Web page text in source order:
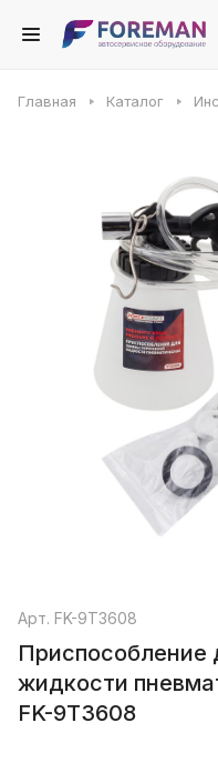
Главная Каталог
Арт. FK-9T3608
Приспособление
жидкости
FK-9T3608